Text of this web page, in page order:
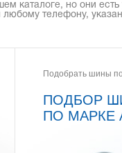
каталоге, но они есть
любому телефону,
Подобрать шины
ПОДБОР
ПО МАРКЕ